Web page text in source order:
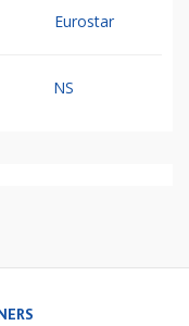
Eurostar
NS